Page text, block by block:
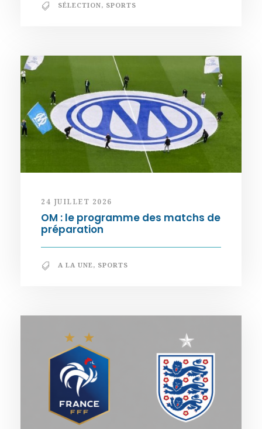
SÉLECTION, SPORTS
24 JUILLET 2026
OM : le programme des matchs de
préparation
A LA UNE, SPORTS